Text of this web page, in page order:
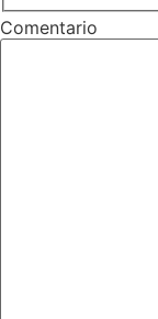
Comentario